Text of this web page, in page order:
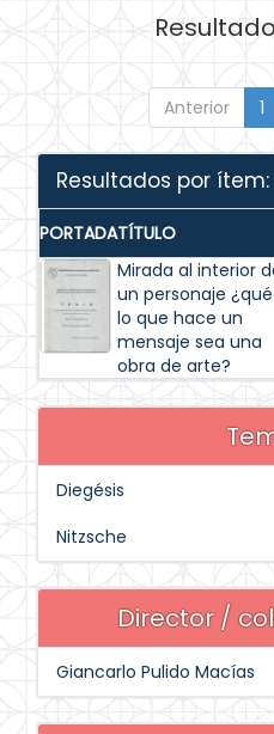
Anterior 1
Resultados por ítem:
PORTADATÍTULO
Mirada al interior
un personaje
lo que hace un
mensaje sea una
obra de arte?
Diegésis
Nitzsche
Director /
Giancarlo Pulido Macías